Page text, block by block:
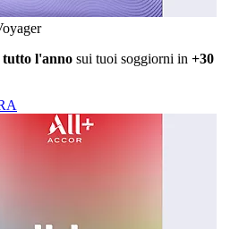
tutto l'anno sui tuoi soggiorni in +30